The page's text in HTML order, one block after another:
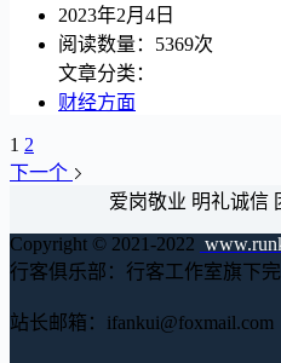
2023年2月4日
阅读数量：5369次
文章分类：
财经方面
1 2
下一个
爱岗敬业 明礼诚信
Copyright © 2021-2022
行客俱乐部：行客工作室旗下
站长邮箱：ifankui@foxmail.com